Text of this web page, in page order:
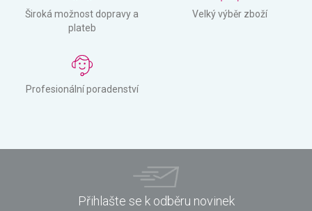
Široká možnost dopravy a
plateb
Velký výběr zboží
Profesionální poradenství
Přihlašte se k odběru novinek